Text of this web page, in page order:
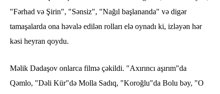
"Fərhad və Şirin", "Sənsiz", "Nağıl başlananda" və digər
tamaşalarda ona həvalə edilən rolları elə oynadı ki, izləyən hər
kəsi heyran qoydu.
Məlik Dadaşov onlarca filmə çəkildi. "Axırıncı aşırım"da
Qəmlo, "Dəli Kür"də Molla Sadıq, "Koroğlu"da Bolu bəy, "O